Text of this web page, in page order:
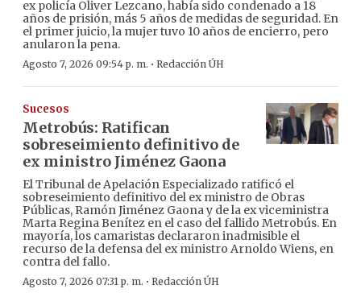
ex policía Oliver Lezcano, había sido condenado a 18
años de prisión, más 5 años de medidas de seguridad. En
el primer juicio, la mujer tuvo 10 años de encierro, pero
anularon la pena.
Agosto 7, 2026 09:54 p. m. · Redacción ÚH
Sucesos
Metrobús: Ratifican
sobreseimiento definitivo de
ex ministro Jiménez Gaona
El Tribunal de Apelación Especializado ratificó el
sobreseimiento definitivo del ex ministro de Obras
Públicas, Ramón Jiménez Gaona y de la ex viceministra
Marta Regina Benítez en el caso del fallido Metrobús. En
mayoría, los camaristas declararon inadmisible el
recurso de la defensa del ex ministro Arnoldo Wiens, en
contra del fallo.
Agosto 7, 2026 07:31 p. m. · Redacción ÚH